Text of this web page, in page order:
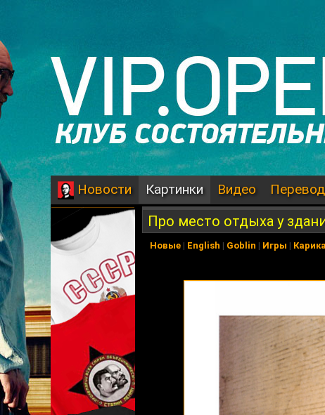
Новости Картинки Видео
Про место отдыха у
Новые| English | Goblin | Игры |